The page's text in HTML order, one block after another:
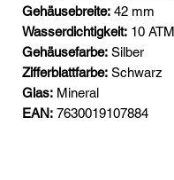
Gehäusebreite: 42 mm
Wasserdichtigkeit: 10 ATM
Gehäusefarbe: Silber
Zifferblattfarbe: Schwarz
Glas: Mineral
EAN: 7630019107884